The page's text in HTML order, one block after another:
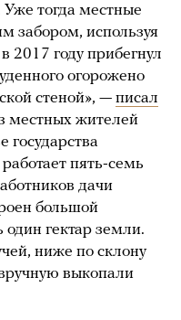
тогда местные
забором, используя
2017 году прибегнул
огорожено
стеной», — писал
местных жителей
государства
пять-семь
дачи
большой
гектар земли.
ниже по склону
выкопали